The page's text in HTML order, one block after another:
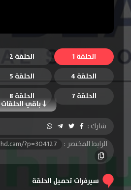
الحلقة 1 الحلقة 2
الحلقة 4
الحلقة 5
باقي
الحلقة 7 الحلقة 8
شارك :
الرابط المختصر :
?p=304127
سيرفرات تحميل الحلقة